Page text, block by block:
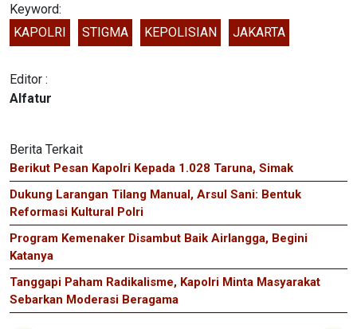
Keyword:
KAPOLRI
STIGMA KEPOLISIAN JAKARTA
Editor :
Alfatur
Berita Terkait
Berikut Pesan Kapolri Kepada 1.028 Taruna, Simak
Dukung Larangan Tilang Manual, Arsul Sani: Bentuk
Reformasi Kultural Polri
Program Kemenaker Disambut Baik Airlangga, Begini
Katanya
Tanggapi Paham Radikalisme, Kapolri Minta Masyarakat
Sebarkan Moderasi Beragama